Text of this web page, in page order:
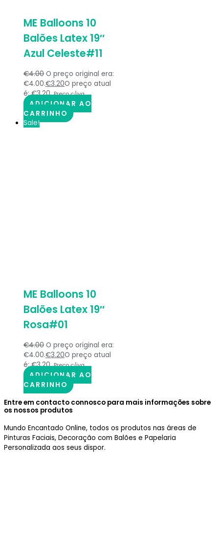
ME Balloons 10
Balões Latex 19″
Azul Celeste#11
€4.00 O preço original era:
€4.00.€3.20O preço atual
é: €3.20. Preço c/iva
ADICIONAR AO
CARRINHO
Sale!
ME Balloons 10
Balões Latex 19″
Rosa#01
€4.00 O preço original era:
€4.00.€3.20O preço atual
é: €3.20. Preço c/iva
ADICIONAR AO
CARRINHO
Entre em contacto connosco para mais informações sobre
os nossos produtos
Mundo Encantado Online, todos os produtos nas áreas de
Pinturas Faciais, Decoração com Balões e Papelaria
Personalizada aos seus dispor.